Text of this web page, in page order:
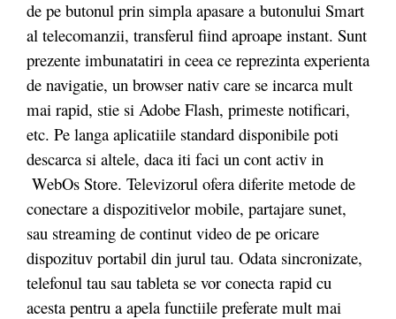
de pe butonul prin simpla apasare a butonului Smart
al telecomanzii, transferul fiind aproape instant. Sunt
prezente imbunatatiri in ceea ce reprezinta experienta
de navigatie, un browser nativ care se incarca mult
mai rapid, stie si Adobe Flash, primeste notificari,
etc. Pe langa aplicatiile standard disponibile poti
descarca si altele, daca iti faci un cont activ in
WebOs Store. Televizorul ofera diferite metode de
conectare a dispozitivelor mobile, partajare sunet,
sau streaming de continut video de pe oricare
dispozituv portabil din jurul tau. Odata sincronizate,
telefonul tau sau tableta se vor conecta rapid cu
acesta pentru a apela functiile preferate mult mai